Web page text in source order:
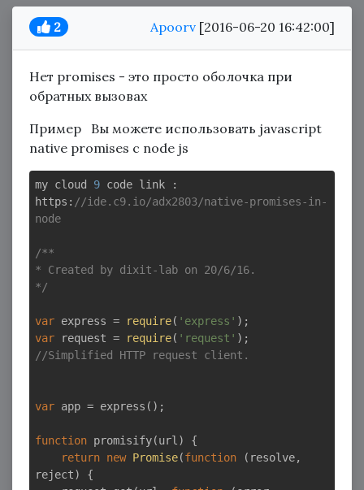
2 Apoorv [2016-06-20 16:42:00]
Нет promises - это просто оболочка при
обратных вызовах
Пример Вы можете использовать javascript
native promises с node js
my cloud 9 code link :
https: //ide.c9.io/adx2803/native-promises-in-
node
/**
* Created by dixit-lab on 20/6/16.
*/
var express = require( 'express'
var request = require( 'request'
//Simplified HTTP request client.
var app = express();
function promisify(url ) {
return new Promise(function ( resolve,
reject) {